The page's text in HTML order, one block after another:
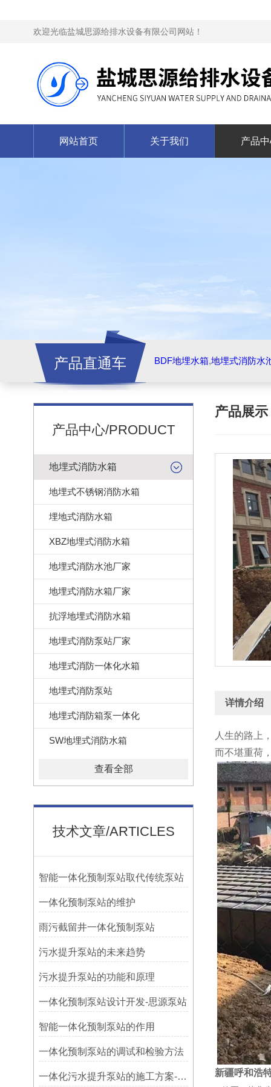
欢迎光临盐城思源给排水设备有限公司网站！
网站首页 关于我们 产品
产品直通车 BDF地埋水箱,地埋式消防水
产品中心/PRODUCT
地埋式消防水箱
地埋式不锈钢消防水箱
埋地式消防水箱
XBZ地埋式消防水箱
地埋式消防水池厂家
地埋式消防水箱厂家
抗浮地埋式消防水箱
地埋式消防泵站厂家
地埋式消防一体化水箱
地埋式消防泵站
地埋式消防箱泵一体化
SW地埋式消防水箱
查看全部
技术文章/ARTICLES
智能一体化预制泵站取代传统泵站
一体化预制泵站的维护
雨污截留井一体化预制泵站
污水提升泵站的未来趋势
污水提升泵站的功能和原理
一体化预制泵站设计开发-思源泵站
智能一体化预制泵站的作用
​一体化预制泵站的调试和检验方法
一体化污水提升泵站的施工方案-思源
产品展示
详情介绍
人生的路上
而不堪重荷
新疆呼和浩